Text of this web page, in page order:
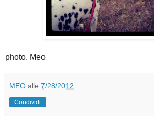
photo. Meo
MEO alle 7/28/2012
Condividi